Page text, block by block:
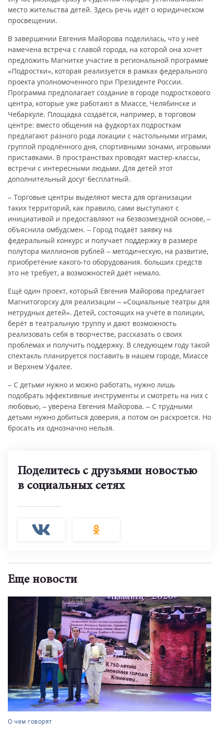
место жительства детей. Здесь речь идёт о юридическом
просвещении.
В завершении Евгения Майорова поделилась, что у неё
намечена встреча с главой города, на которой она хочет
предложить Магнитке участие в региональной программе
«Подростки», которая реализуется в рамках федерального
проекта уполномоченного при Президенте России.
Программа предполагает создание в городе подросткового
центра, которые уже работают в Миассе, Челябинске и
Чебаркуле. Площадка создаётся, например, в торговом
центре: вместо общения на фудкортах подросткам
предлагают разного рода локации с настольными играми,
группой продлённого дня, спортивными зонами, игровыми
приставками. В пространствах проводят мастер-классы,
встречи с интересными людьми. Для детей этот
дополнительный досуг бесплатный.
– Торговые центры выделяют места для организации
таких территорий, как правило, сами выступают с
инициативой и предоставляют на безвозмездной основе, –
объяснила омбудсмен. – Город подаёт заявку на
федеральный конкурс и получает поддержку в размере
полутора миллионов рублей – методическую, на развитие,
приобретение какого-то оборудования. больших средств
это не требует, а возможностей даёт немало.
Ещё один проект, который Евгения Майорова предлагает
Магнитогорску для реализации – «Социальные театры для
нетрудных детей». Детей, состоящих на учёте в полиции,
берёт в театральную труппу и дают возможность
реализовать себя в творчестве, рассказать о своих
проблемах и получить поддержку. В следующем году такой
спектакль планируется поставить в нашем городе, Миассе
и Верхнем Уфалее.
– С детьми нужно и можно работать, нужно лишь
подобрать эффективные инструменты и смотреть на них с
любовью, – уверена Евгения Майорова. – С трудными
детьми нужно добиться доверия, а потом он раскроется. Но
бросать их однозначно нельзя.
Поделитесь с друзьями новостью
в социальных сетях
Еще новости
О чем говорят